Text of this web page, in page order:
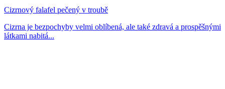
Cizrnový falafel pečený v troubě
Cizrna je bezpochyby velmi oblíbená, ale také zdravá a prospěšnými
látkami nabitá...